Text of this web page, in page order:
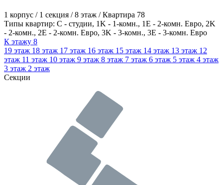
1 корпус / 1 секция /8 этаж /Квартира 78
Типы квартир: С - студии, 1K - 1-комн., 1E - 2-комн. Евро, 2K
- 2-комн., 2E - 2-комн. Евро, 3K - 3-комн., 3E - 3-комн. Евро
К этажу 8
19 этаж 18 этаж 17 этаж 16 этаж 15 этаж 14 этаж 13 этаж 12
этаж 11 этаж 10 этаж 9 этаж 8 этаж 7 этаж 6 этаж 5 этаж 4 этаж
3 этаж 2 этаж
Секции